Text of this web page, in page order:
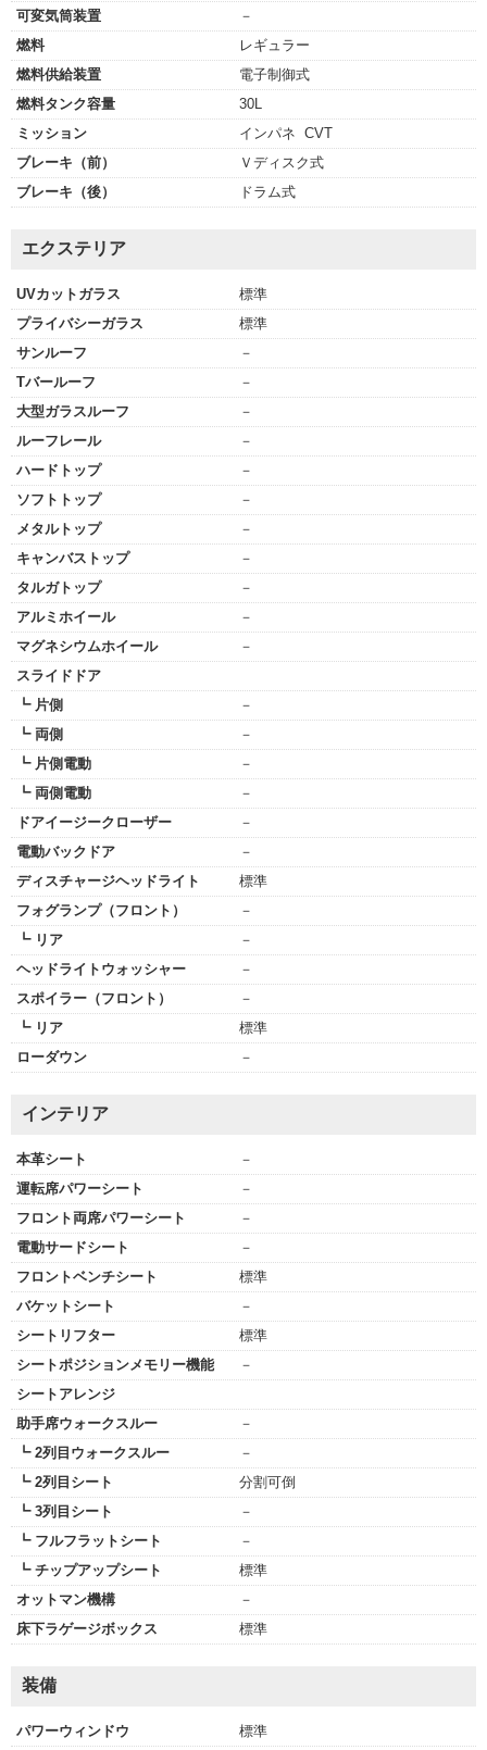
可変気筒装置
－
燃料
レギュラー
燃料供給装置
電子制御式
燃料タンク容量
30L
ミッション
インパネ CVT
ブレーキ（前）
Ｖディスク式
ブレーキ（後）
ドラム式
エクステリア
UVカットガラス
標準
プライバシーガラス
標準
サンルーフ
－
Tバールーフ
－
大型ガラスルーフ
－
ルーフレール
－
ハードトップ
－
ソフトトップ
－
メタルトップ
－
キャンバストップ
－
タルガトップ
－
アルミホイール
－
マグネシウムホイール
－
スライドドア
┗ 片側
－
┗ 両側
－
┗ 片側電動
－
┗ 両側電動
－
ドアイージークローザー
－
電動バックドア
－
ディスチャージヘッドライト
標準
フォグランプ（フロント）
－
┗ リア
－
ヘッドライトウォッシャー
－
スポイラー（フロント）
－
┗ リア
標準
ローダウン
－
インテリア
本革シート
－
運転席パワーシート
－
フロント両席パワーシート
－
電動サードシート
－
フロントベンチシート
標準
バケットシート
－
シートリフター
標準
シートポジションメモリー機能
－
シートアレンジ
助手席ウォークスルー
－
┗ 2列目ウォークスルー
－
┗ 2列目シート
分割可倒
┗ 3列目シート
－
┗ フルフラットシート
－
┗ チップアップシート
標準
オットマン機構
－
床下ラゲージボックス
標準
装備
パワーウィンドウ
標準